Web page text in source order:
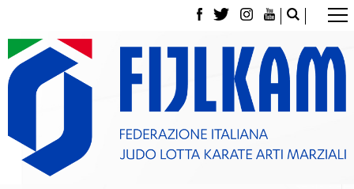
La Federazione
Tesseramento
Contatti
Norme e modulistica Affiliazioni e Tesseramenti
Classifica Società Sportive con più di 100 atleti
tesserati